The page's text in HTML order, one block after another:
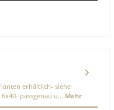
erhältlich- siehe
passgenau u… Mehr